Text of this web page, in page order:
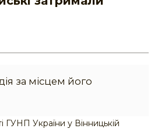
за місцем його
ГУНП України у Вінницькій